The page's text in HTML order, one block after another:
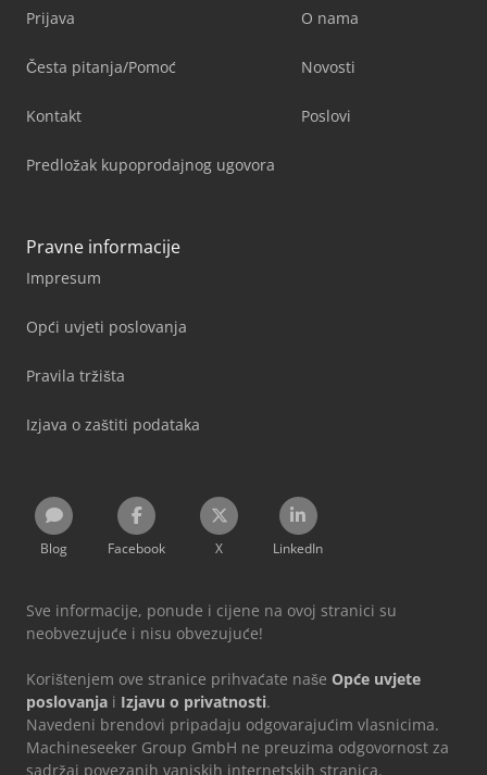
Prijava
Česta pitanja/Pomoć
Kontakt
Predložak kupoprodajnog ugovora
O nama
Novosti
Poslovi
Pravne informacije
Impresum
Opći uvjeti poslovanja
Pravila tržišta
Izjava o zaštiti podataka
Blog Facebook X LinkedIn
Sve informacije, ponude i cijene na ovoj stranici su
neobvezujuće i nisu obvezujuće!
Korištenjem ove stranice prihvaćate naše Opće uvjete
poslovanja i Izjavu o privatnosti.
Navedeni brendovi pripadaju odgovarajućim vlasnicima.
Machineseeker Group GmbH ne preuzima odgovornost za
sadržaj povezanih vanjskih internetskih stranica.